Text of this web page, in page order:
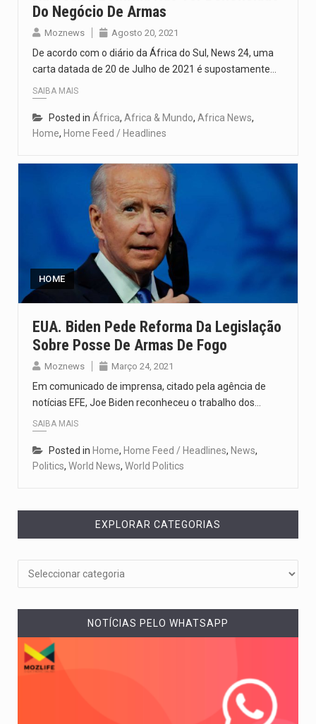
Do Negócio De Armas
Moznews Agosto 20, 2021
De acordo com o diário da África do Sul, News 24, uma
carta datada de 20 de Julho de 2021 é supostamente…
SAIBA MAIS
Posted in África, Africa & Mundo, Africa News,
Home, Home Feed / Headlines
HOME
EUA. Biden Pede Reforma Da Legislação
Sobre Posse De Armas De Fogo
Moznews Março 24, 2021
Em comunicado de imprensa, citado pela agência de
notícias EFE, Joe Biden reconheceu o trabalho dos…
SAIBA MAIS
Posted in Home, Home Feed / Headlines, News,
Politics, World News, World Politics
EXPLORAR CATEGORIAS
NOTÍCIAS PELO WHATSAPP